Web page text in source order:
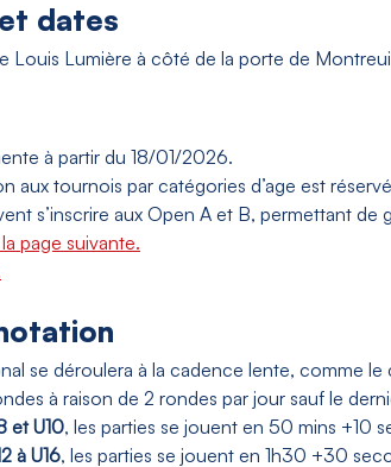
dates
Louis Lumière à côté de la porte de
à partir du 18/01/2026.
aux tournois par catégories d’age est
s’inscrire aux Open A et B, permettant de
page suivante.
se déroulera à la cadence lente, comme
à raison de 2 rondes par jour sauf le
et U10, les parties se jouent en 50 mins +10
à U16, les parties se jouent en 1h30 +30